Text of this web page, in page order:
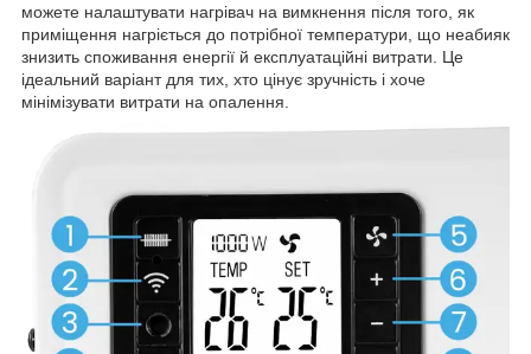
можете налаштувати нагрівач на вимкнення після того, як
приміщення нагріється до потрібної температури, що неабияк
знизить споживання енергії й експлуатаційні витрати. Це
ідеальний варіант для тих, хто цінує зручність і хоче
мінімізувати витрати на опалення.